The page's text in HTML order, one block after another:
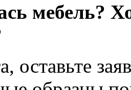
мебель?
оставьте